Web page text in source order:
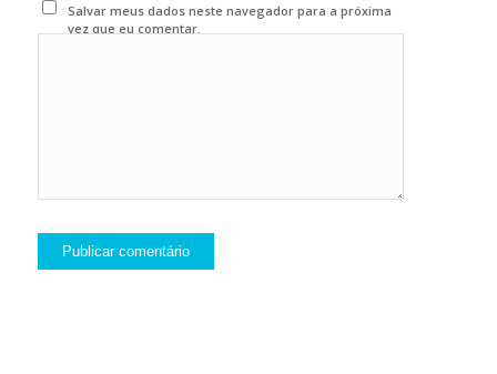
Salvar meus dados neste navegador para a próxima
vez que eu comentar.